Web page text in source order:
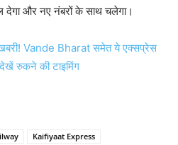
और नए नंबरों के साथ चलेगा।
Vande Bharat समेत ये एक्सप्रेस
रुकने की टाइमिंग
Kaifiyaat Express